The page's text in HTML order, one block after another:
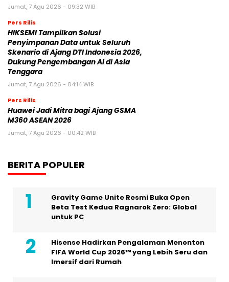
Jumat, 7 Agu 2026 - 09:32 WIB
Pers Rilis
HIKSEMI Tampilkan Solusi
Penyimpanan Data untuk Seluruh
Skenario di Ajang DTI Indonesia 2026,
Dukung Pengembangan AI di Asia
Tenggara
Jumat, 7 Agu 2026 - 04:14 WIB
Pers Rilis
Huawei Jadi Mitra bagi Ajang GSMA
M360 ASEAN 2026
Jumat, 7 Agu 2026 - 00:42 WIB
BERITA POPULER
Gravity Game Unite Resmi Buka Open
Beta Test Kedua Ragnarok Zero: Global
untuk PC
Hisense Hadirkan Pengalaman Menonton
FIFA World Cup 2026™ yang Lebih Seru dan
Imersif dari Rumah